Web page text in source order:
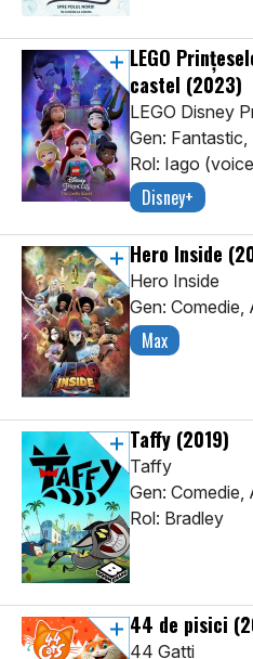
LEGO
castel (2023)
LEGO Disney
Gen: Fantastic,
Rol: Iago
Disney+
Hero Inside
Hero Inside
Gen: Comedie,
Max
Taffy (2019)
Taffy
Gen: Comedie,
Rol: Bradley
44 de pisici
44 Gatti